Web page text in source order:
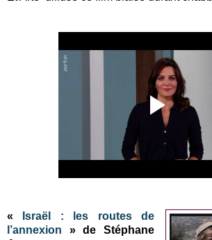
«
Israël : les routes de
l’annexion » de Stéphane